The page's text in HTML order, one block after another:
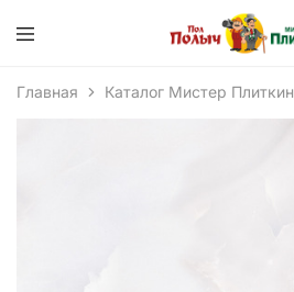
Главная Каталог Мистер Плиткин